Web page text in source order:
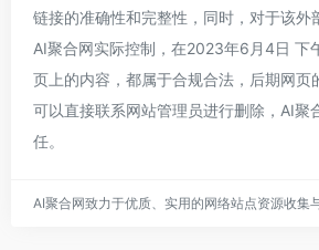
链接的准确性和完整性，同时，对于该外
AI聚合网实际控制，在2023年6月4日 下
页上的内容，都属于合规合法，后期网页
可以直接联系网站管理员进行删除，AI聚
任。
AI聚合网致力于优质、实用的网络站点资源收集